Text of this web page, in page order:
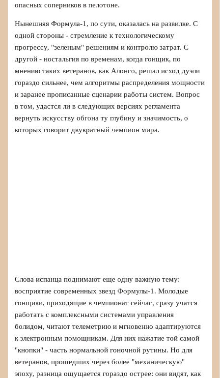
опасных соперников в пелотоне.
Нынешняя Формула‑1, по сути, оказалась на развилке. С
одной стороны - стремление к технологическому
прогрессу, "зеленым" решениям и контролю затрат. С
другой - ностальгия по временам, когда гонщик, по
мнению таких ветеранов, как Алонсо, решал исход дуэли
гораздо сильнее, чем алгоритмы распределения мощности
и заранее прописанные сценарии работы систем. Вопрос
в том, удастся ли в следующих версиях регламента
вернуть искусству обгона ту глубину и значимость, о
которых говорит двукратный чемпион мира.
Слова испанца поднимают еще одну важную тему:
восприятие современных звезд Формулы‑1. Молодые
гонщики, приходящие в чемпионат сейчас, сразу учатся
работать с комплексными системами управления
болидом, читают телеметрию и мгновенно адаптируются
к электронным помощникам. Для них нажатие той самой
"кнопки" - часть нормальной гоночной рутины. Но для
ветеранов, прошедших через более "механическую"
эпоху, разница ощущается гораздо острее: они видят, как